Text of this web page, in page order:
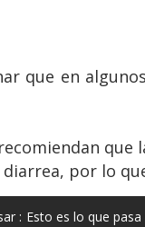
que en
que
por lo
: Esto es lo que